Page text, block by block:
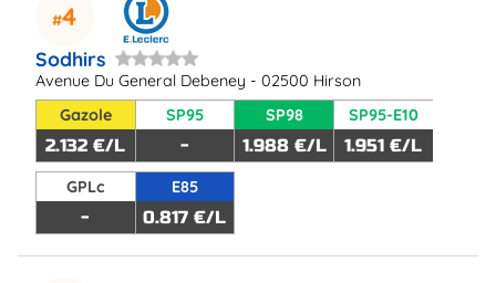
4
Sodhirs
Avenue Du General Debeney - 02500 Hirson
Gazole
2.132 €/L
SP95
-
SP98
1.988 €/L
SP95-E10
1.951 €/L
GPLc
-
E85
0.817 €/L